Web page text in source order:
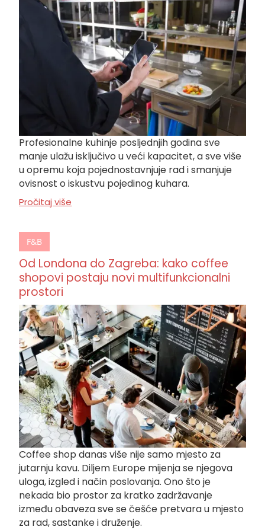
Profesionalne kuhinje posljednjih godina sve
manje ulažu isključivo u veći kapacitet, a sve više
u opremu koja pojednostavnjuje rad i smanjuje
ovisnost o iskustvu pojedinog kuhara.
Pročitaj više
F&B
Od Londona do Zagreba: kako coffee
shopovi postaju novi multifunkcionalni
prostori
Coffee shop danas više nije samo mjesto za
jutarnju kavu. Diljem Europe mijenja se njegova
uloga, izgled i način poslovanja. Ono što je
nekada bio prostor za kratko zadržavanje
između obaveza sve se češće pretvara u mjesto
za rad, sastanke i druženje.